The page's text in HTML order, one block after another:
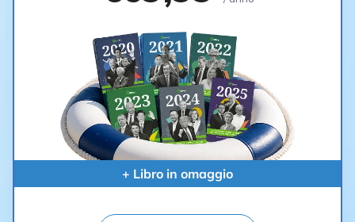
+ Libro in omaggio